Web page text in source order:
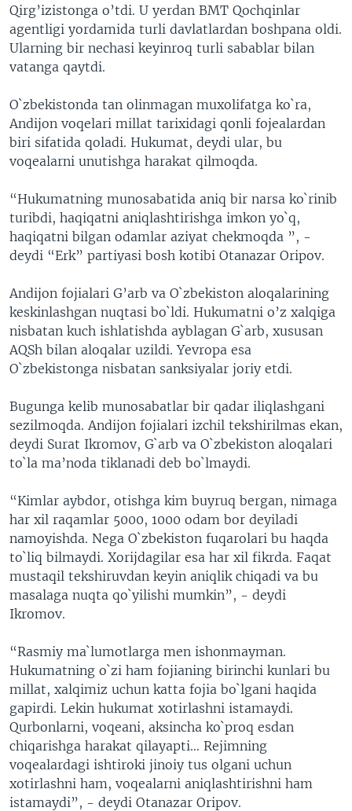
Qirg’izistonga o’tdi. U yerdan BMT Qochqinlar
agentligi yordamida turli davlatlardan boshpana oldi.
Ularning bir nechasi keyinroq turli sabablar bilan
vatanga qaytdi.
O`zbekistonda tan olinmagan muxolifatga ko`ra,
Andijon voqelari millat tarixidagi qonli fojealardan
biri sifatida qoladi. Hukumat, deydi ular, bu
voqealarni unutishga harakat qilmoqda.
“Hukumatning munosabatida aniq bir narsa ko`rinib
turibdi, haqiqatni aniqlashtirishga imkon yo`q,
haqiqatni bilgan odamlar aziyat chekmoqda ”, -
deydi “Erk” partiyasi bosh kotibi Otanazar Oripov.
Andijon fojialari G’arb va O`zbekiston aloqalarining
keskinlashgan nuqtasi bo`ldi. Hukumatni o’z xalqiga
nisbatan kuch ishlatishda ayblagan G`arb, xususan
AQSh bilan aloqalar uzildi. Yevropa esa
O`zbekistonga nisbatan sanksiyalar joriy etdi.
Bugunga kelib munosabatlar bir qadar iliqlashgani
sezilmoqda. Andijon fojialari izchil tekshirilmas ekan,
deydi Surat Ikromov, G`arb va O`zbekiston aloqalari
to`la ma’noda tiklanadi deb bo`lmaydi.
“Kimlar aybdor, otishga kim buyruq bergan, nimaga
har xil raqamlar 5000, 1000 odam bor deyiladi
namoyishda. Nega O`zbekiston fuqarolari bu haqda
to`liq bilmaydi. Xorijdagilar esa har xil fikrda. Faqat
mustaqil tekshiruvdan keyin aniqlik chiqadi va bu
masalaga nuqta qo`yilishi mumkin”, - deydi
Ikromov.
“Rasmiy ma`lumotlarga men ishonmayman.
Hukumatning o`zi ham fojianing birinchi kunlari bu
millat, xalqimiz uchun katta fojia bo`lgani haqida
gapirdi. Lekin hukumat xotirlashni istamaydi.
Qurbonlarni, voqeani, aksincha ko`proq esdan
chiqarishga harakat qilayapti… Rejimning
voqealardagi ishtiroki jinoiy tus olgani uchun
xotirlashni ham, voqealarni aniqlashtirishni ham
istamaydi”, - deydi Otanazar Oripov.